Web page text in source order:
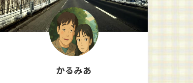
かるみあ